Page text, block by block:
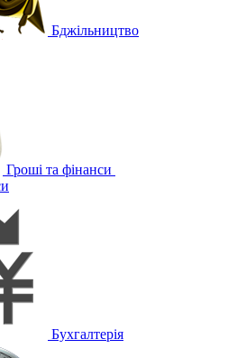
Бджільництво
Гроші та фінанси
Бухгалтерія